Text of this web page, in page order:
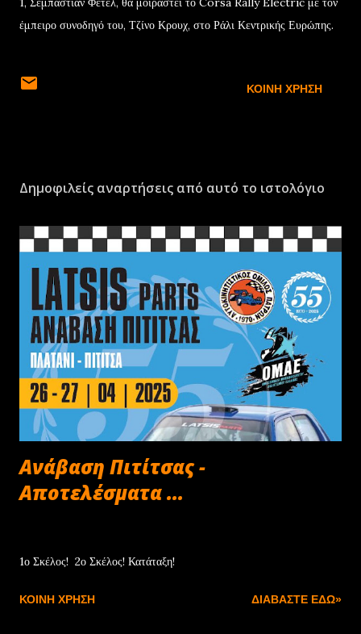
έμπειρο συνοδηγό του, Τζίνο Κρουχ, στο Ράλι Κεντρικής Ευρώπης.
ΚΟΙΝΉ ΧΡΉΣΗ
Δημοφιλείς αναρτήσεις από αυτό το ιστολόγιο
Ανάβαση Πιτίτσας -
Αποτελέσματα ...
1ο Σκέλος! 2ο Σκέλος! Κατάταξη!
ΚΟΙΝΉ ΧΡΉΣΗ ΔΙΑΒΆΣΤΕ ΕΔΏ»